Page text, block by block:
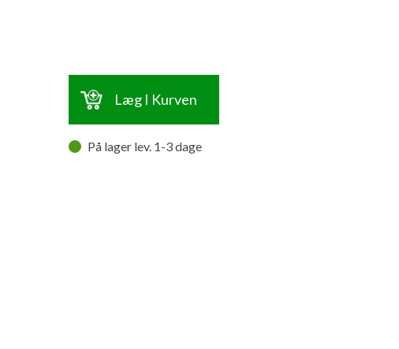
Læg I Kurven
På lager lev. 1-3 dage